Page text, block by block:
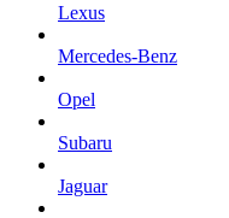
Lexus
Mercedes-Benz
Opel
Subaru
Jaguar